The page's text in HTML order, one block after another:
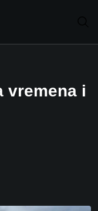
vremena i